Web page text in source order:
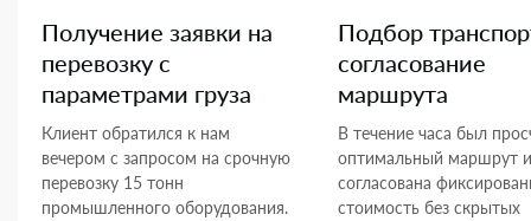
Получение заявки на
перевозку с
параметрами груза
Клиент обратился к нам
вечером с запросом на срочную
перевозку 15 тонн
промышленного оборудования.
Подбор
согласование
маршрута
В течение часа был
оптимальный маршрут и
согласована
стоимость без скрытых